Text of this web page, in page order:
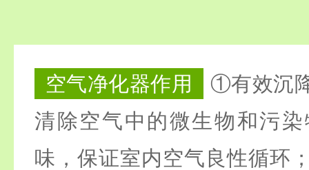
空气净化器作用
①有效沉
清除空气中的微生物和污
味，保证室内空气良性循环